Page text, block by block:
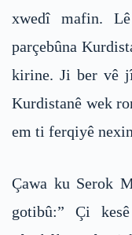
xwedî mafin.
parçebûna
kirine. Ji ber vê
Kurdistanê wek
em ti ferqiyê
Çawa ku Serok
gotibû:” Çi